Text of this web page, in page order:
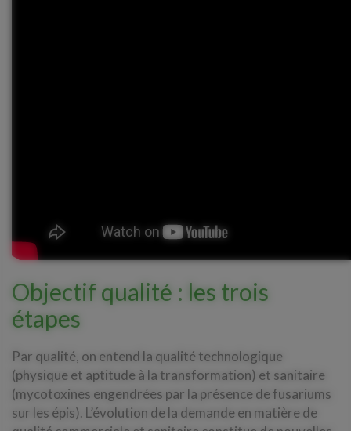
Objectif qualité : les trois
étapes
Par qualité, on entend la qualité technologique
(physique et aptitude à la transformation) et sanitaire
(mycotoxines engendrées par la présence de fusariums
sur les épis). L’évolution de la demande en matière de